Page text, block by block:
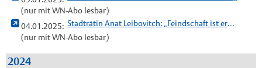
(nur mit WN-Abo lesbar)
04.01.2025:
Stadträtin Anat Leibovitch: „Feindschaft ist ermüdend“
(nur mit WN-Abo lesbar)
2024